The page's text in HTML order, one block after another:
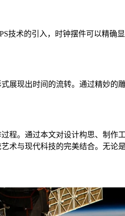
术的引入，时钟摆件可以精确
现出时间的流转。通过精妙的
。通过本文对设计构思、制作
术与现代科技的完美结合。无